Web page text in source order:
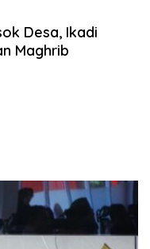
Desa, Ikadi
Maghrib